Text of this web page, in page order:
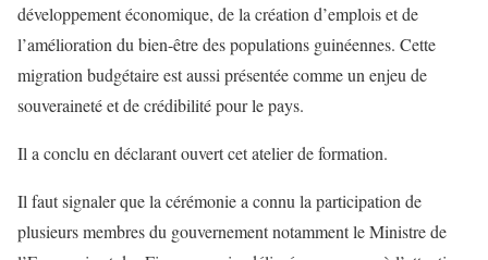
développement économique, de la création d’emplois et de
l’amélioration du bien-être des populations guinéennes. Cette
migration budgétaire est aussi présentée comme un enjeu de
souveraineté et de crédibilité pour le pays.
Il a conclu en déclarant ouvert cet atelier de formation.
Il faut signaler que la cérémonie a connu la participation de
plusieurs membres du gouvernement notamment le Ministre de